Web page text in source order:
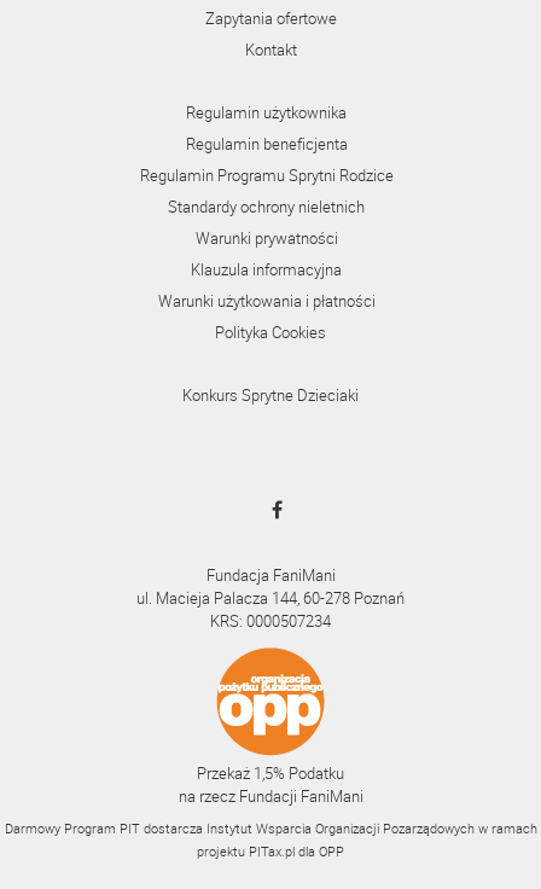
Zapytania ofertowe
Kontakt
Regulamin użytkownika
Regulamin beneficjenta
Regulamin Programu Sprytni Rodzice
Standardy ochrony nieletnich
Warunki prywatności
Klauzula informacyjna
Warunki użytkowania i płatności
Polityka Cookies
Konkurs Sprytne Dzieciaki
Fundacja FaniMani
ul. Macieja Palacza 144, 60-278 Poznań
KRS: 0000507234
Przekaż 1,5% Podatku
na rzecz Fundacji FaniMani
Darmowy Program PIT dostarcza Instytut Wsparcia Organizacji Pozarządowych w ramach
projektu PITax.pl dla OPP